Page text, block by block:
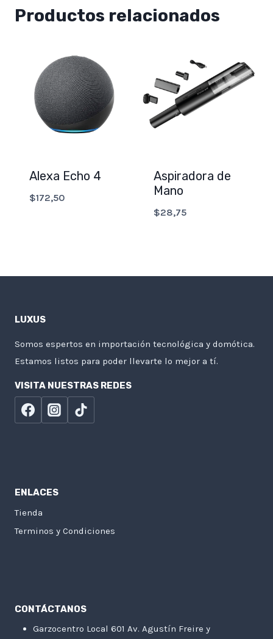
Productos relacionados
Alexa Echo 4
$172,50
Aspiradora de
Mano
$28,75
LUXUS
Somos espertos en importación tecnológica y domótica.
Estamos listos para poder llevarte lo mejor a tí.
VISITA NUESTRAS REDES
ENLACES
Tienda
Terminos y Condiciones
CONTÁCTANOS
Garzocentro Local 601 Av. Agustín Freire y